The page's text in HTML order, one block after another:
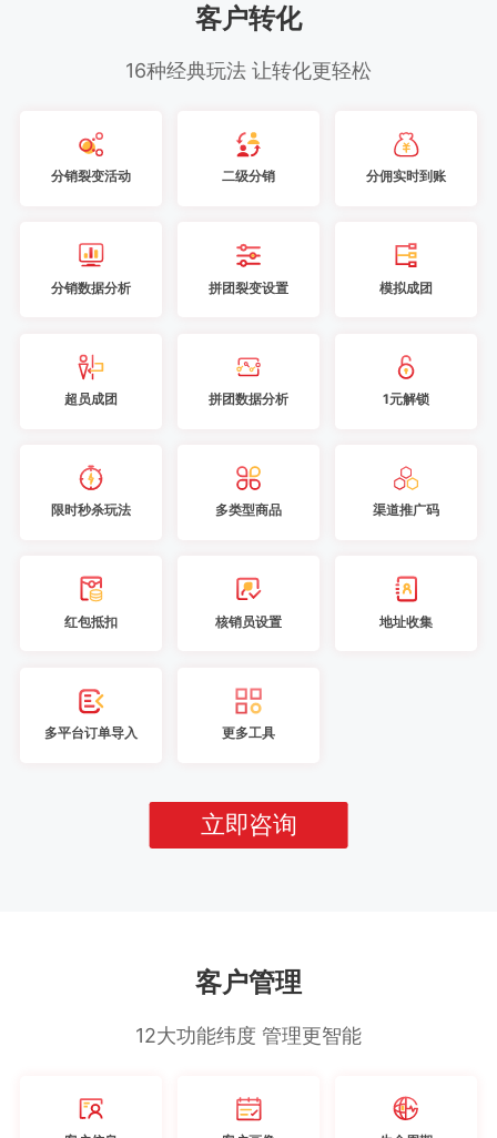
客户转化
16种经典玩法 让转化更轻松
分销裂变活动 二级分销 分佣实时到账
分销数据分析 拼团裂变设置 模拟成团
超员成团 拼团数据分析 1元解锁
限时秒杀玩法 多类型商品 渠道推广码
红包抵扣 核销员设置 地址收集
多平台订单导入 更多工具
立即咨询
客户管理
12大功能纬度 管理更智能